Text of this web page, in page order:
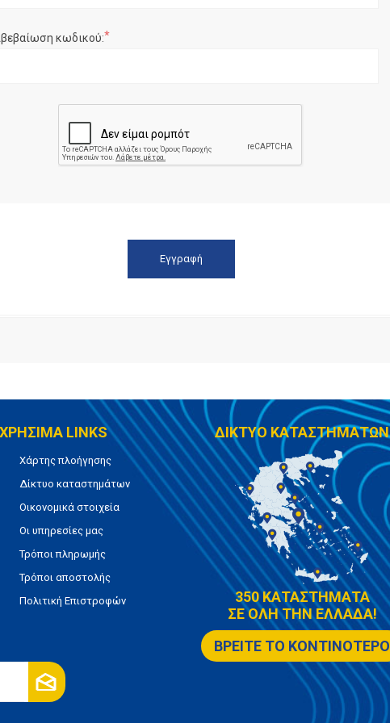
κωδικού:*
ΧΡΗΣΙΜΑ LINKS
Χάρτης πλοήγησης
Δίκτυο καταστημάτων
Οικονομικά στοιχεία
Οι υπηρεσίες μας
Τρόποι πληρωμής
Τρόποι αποστολής
Πολιτική Επιστροφών
ΔΙΚΤΥΟ ΚΑΤΑΣΤΗΜΑΤΩΝ
350 ΚΑΤΑΣΤΗΜΑΤΑ
ΣΕ ΟΛΗ ΤΗΝ ΕΛΛΑΔΑ!
ΒΡΕΙΤΕ ΤΟ ΚΟΝΤΙΝΟΤΕΡΟ